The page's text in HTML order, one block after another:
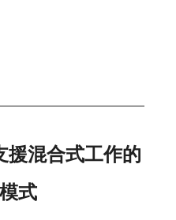
援混合式工作的
式